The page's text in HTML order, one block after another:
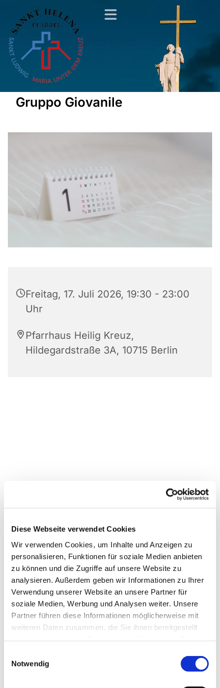
Diese Webseite verwendet Cookies
Wir verwenden Cookies, um Inhalte und Anzeigen zu
personalisieren, Funktionen für soziale Medien anbieten
zu können und die Zugriffe auf unsere Website zu
analysieren. Außerdem geben wir Informationen zu Ihrer
Verwendung unserer Website an unsere Partner für
soziale Medien, Werbung und Analysen weiter. Unsere
Partner führen diese Informationen möglicherweise mit
weiteren Daten zusammen, die Sie ihnen bereitgestellt
Notwendig
Gruppo Giovanile
Freitag, 17. Juli 2026, 19:30 - 23:00
Uhr
Pfarrhaus Heilig Kreuz,
Hildegardstraße 3A, 10715 Berlin
Dies könnte Sie auch
interessieren